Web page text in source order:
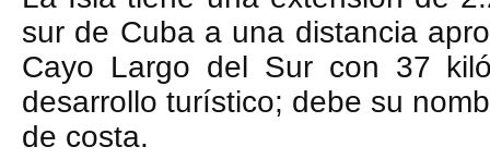
sur de Cuba a una distancia
Cayo Largo del Sur con 37
desarrollo turístico; debe su
de costa.